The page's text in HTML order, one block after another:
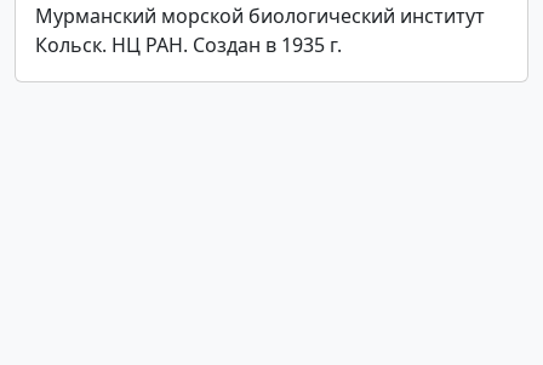
Мурманский морской биологический институт
Кольск. НЦ РАН. Создан в 1935 г.